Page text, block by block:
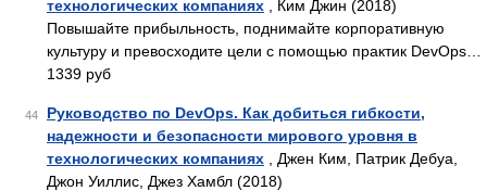
технологических компаниях , Ким Джин (2018)
Повышайте прибыльность, поднимайте корпоративную
культуру и превосходите цели с помощью практик DevOps…
1339 руб
44
Руководство по DevOps. Как добиться гибкости,
надежности и безопасности мирового уровня в
технологических компаниях , Джен Ким, Патрик Дебуа,
Джон Уиллис, Джез Хамбл (2018)